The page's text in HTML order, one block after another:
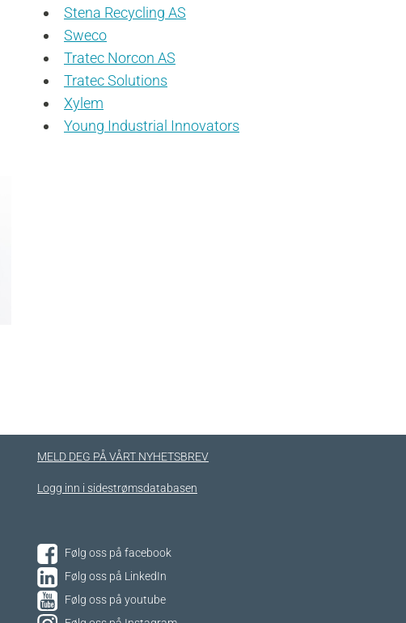
Stena Recycling AS
Sweco
Tratec Norcon AS
Tratec Solutions
Xylem
Young Industrial Innovators
MELD DEG PÅ VÅRT NYHETSBREV
Logg inn i sidestrømsdatabasen
Følg oss på facebook
Følg oss på LinkedIn
Følg oss på youtube